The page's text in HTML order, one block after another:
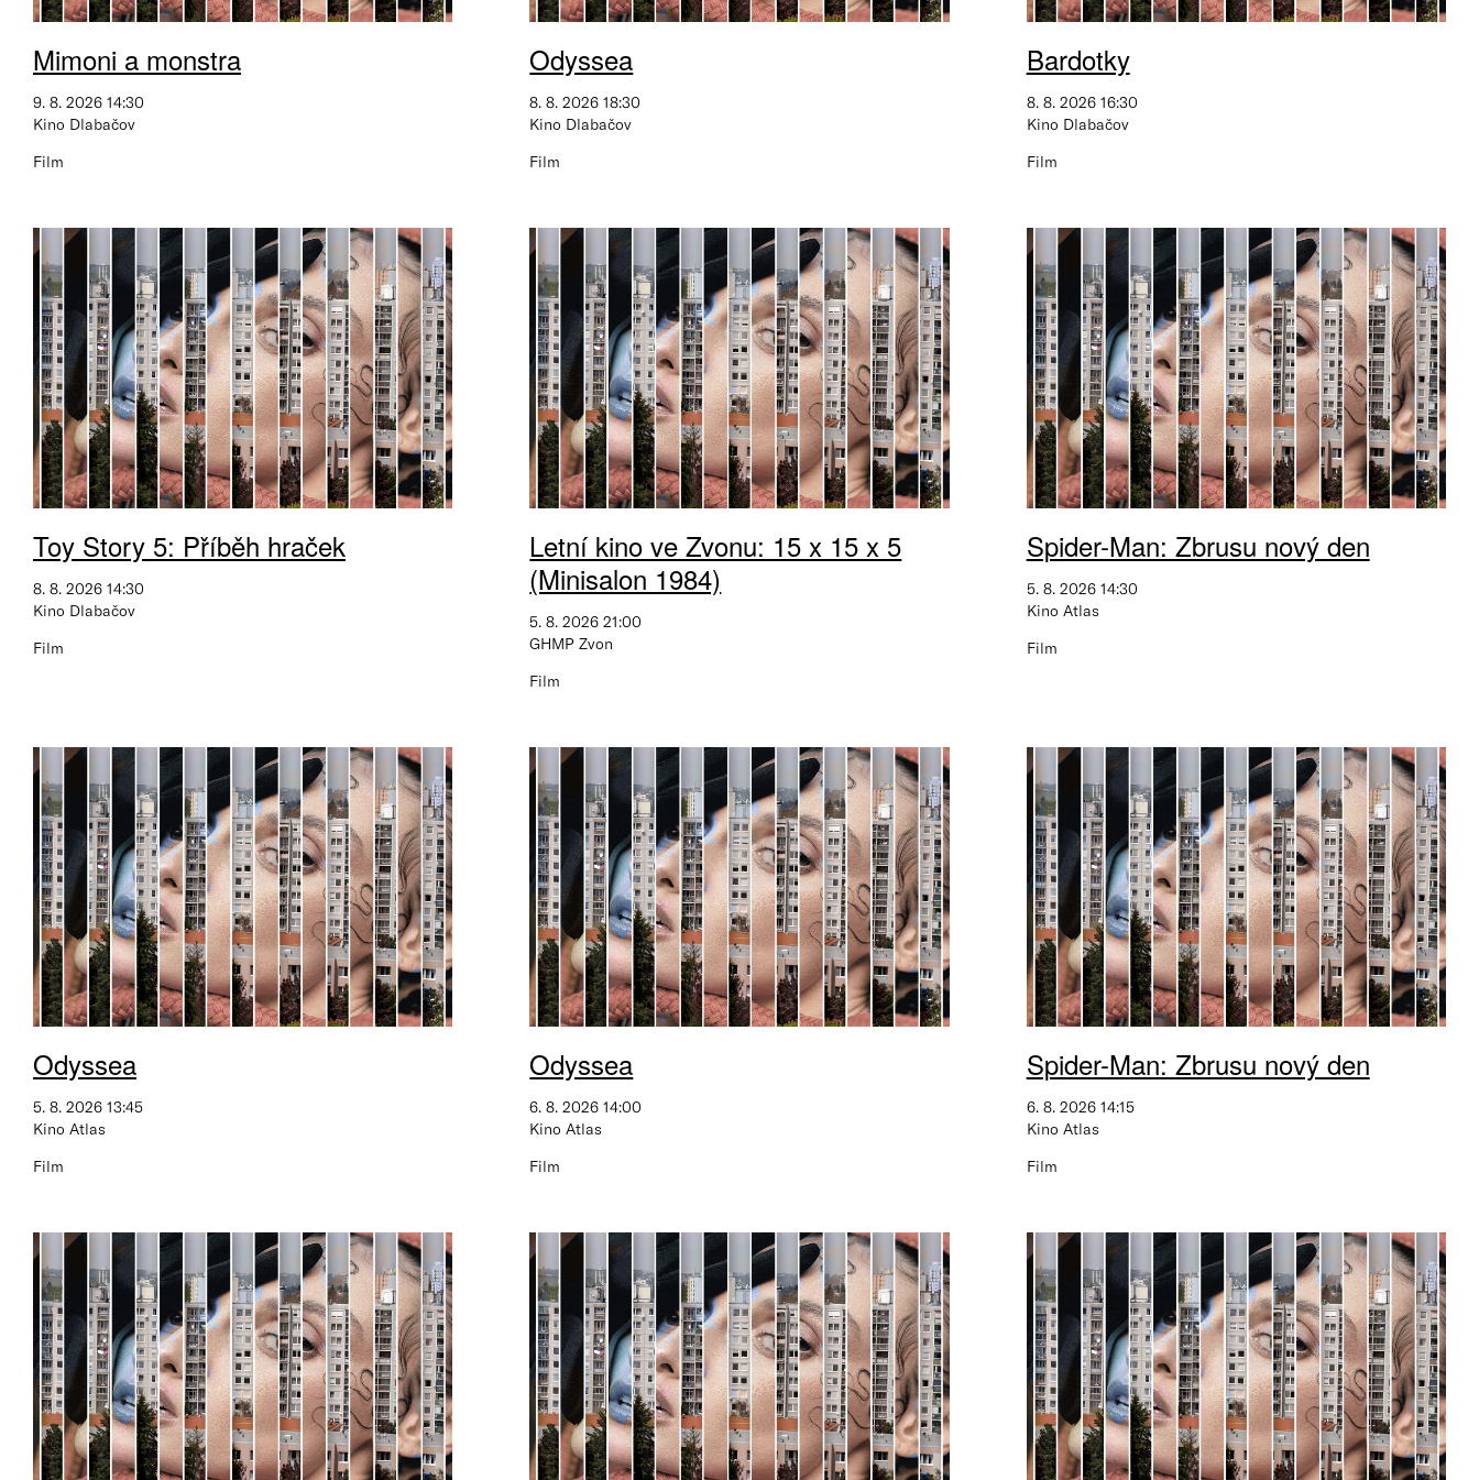
Mimoni a monstra
9. 8. 2026 14:30
Kino Dlabačov
Film
Odyssea
8. 8. 2026 18:30
Kino Dlabačov
Film
Bardotky
8. 8. 2026 16:30
Kino Dlabačov
Film
Toy Story 5: Příběh hraček
8. 8. 2026 14:30
Kino Dlabačov
Film
Letní kino ve Zvonu: 15 x 15 x 5
(Minisalon 1984)
5. 8. 2026 21:00
GHMP Zvon
Film
Spider-Man: Zbrusu nový den
5. 8. 2026 14:30
Kino Atlas
Film
Odyssea
5. 8. 2026 13:45
Kino Atlas
Film
Odyssea
6. 8. 2026 14:00
Kino Atlas
Film
Spider-Man: Zbrusu nový den
6. 8. 2026 14:15
Kino Atlas
Film